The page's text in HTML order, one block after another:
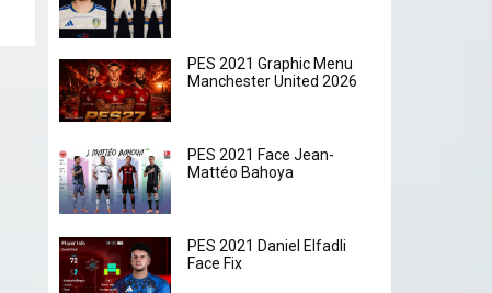
PES 2021 Graphic Menu
Manchester United 2026
PES 2021 Face Jean-
Mattéo Bahoya
PES 2021 Daniel Elfadli
Face Fix